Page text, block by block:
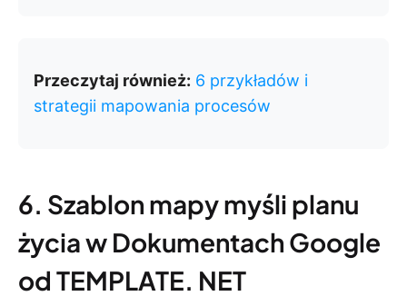
Przeczytaj również: 6 przykładów i
strategii mapowania procesów
6. Szablon mapy myśli planu
życia w Dokumentach Google
od TEMPLATE. NET